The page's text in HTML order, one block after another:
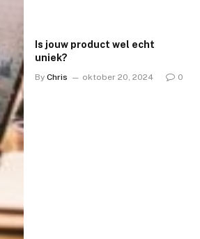
Is jouw product wel echt
uniek?
By Chris oktober 20, 2024 0